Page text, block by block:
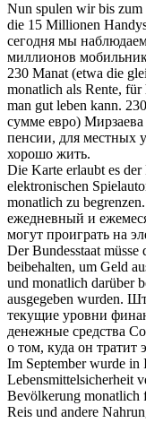
Nun spulen wir bis zum
die 15 Millionen
сегодня мы
миллионов
230 Manat (etwa die
monatlich als Rente, für
man gut leben kann.
сумме евро) Мирзаева
пенсии, для местных
хорошо жить.
Die Karte erlaubt es
elektronischen
monatlich zu begrenzen.
ежедневный и
могут проиграть на
Der Bundesstaat müsse
beibehalten, um Geld
und monatlich darüber
ausgegeben wurden.
текущие уровни
денежные средства
о том, куда он тратит
Im September wurde in
Lebensmittelsicherheit
Bevölkerung monatlich
Reis und andere